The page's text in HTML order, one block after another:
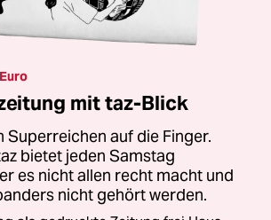
mit taz-Blick
Superreichen auf die Finger.
bietet jeden Samstag
es nicht allen recht macht und
nicht gehört werden.